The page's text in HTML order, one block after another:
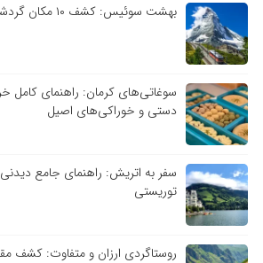
بهشت سوئیس: کشف ۱۰ مکان گردشگری و دیدنی برتر
سوغاتی‌های کرمان: راهنمای کامل
دستی و خوراکی‌های اصیل
سفر به اتریش: راهنمای جامع
توریستی
روستاگردی ارزان و متفاوت: کشف